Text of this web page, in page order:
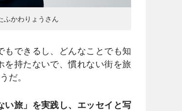
ふかわりょうさん
できるし、どんなことでも知
を持たないで、慣れない街を旅
だ。
い旅」を実践し、エッセイと写